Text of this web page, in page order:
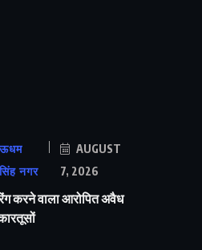
ऊधम
सिंह नगर
AUGUST
7, 2026
करने वाला आरोपित अवैध